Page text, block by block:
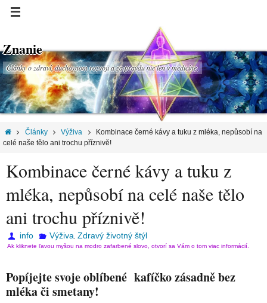
Znanie
Články o zdraví, duchovnom rozvoji a za pravdu nie len v medicíne.
Články Výživa
Kombinace černé kávy a tuku z mléka, nepůsobí na
celé naše tělo ani trochu příznivě!
Kombinace černé kávy a tuku z
mléka, nepůsobí na celé naše tělo
ani trochu příznivě!
info Výživa Zdravý životný štýl
Ak kliknete ľavou myšou na modro zafarbené slovo, otvorí sa Vám o tom viac informácií.
Popíjejte svoje oblíbené kafíčko zásadně bez
mléka či smetany!